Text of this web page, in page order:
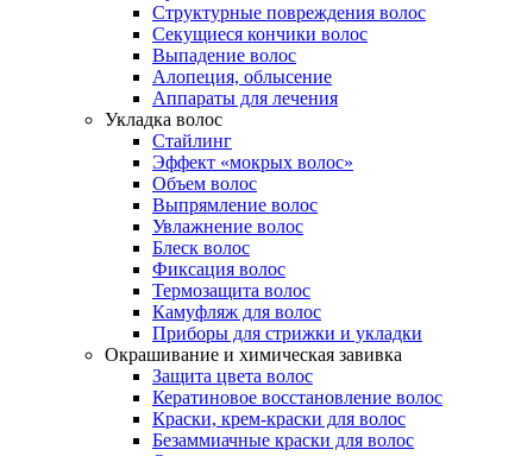
Структурные повреждения волос
Секущиеся кончики волос
Выпадение волос
Алопеция, облысение
Аппараты для лечения
Укладка волос
Стайлинг
Эффект «мокрых волос»
Объем волос
Выпрямление волос
Увлажнение волос
Блеск волос
Фиксация волос
Термозащита волос
Камуфляж для волос
Приборы для стрижки и укладки
Окрашивание и химическая завивка
Защита цвета волос
Кератиновое восстановление волос
Краски, крем-краски для волос
Безаммиачные краски для волос